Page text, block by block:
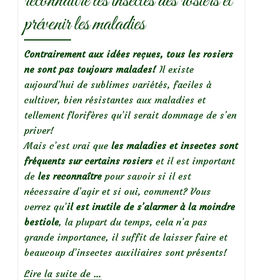
prévenir les maladies
Contrairement aux idées reçues, tous les rosiers
ne sont pas toujours malades!Il existe
aujourd’hui de sublimes variétés, faciles à
cultiver, bien résistantes aux maladies et
tellement florifères qu’il serait dommage de s’en
priver!
Mais c’est vrai que les maladies et insectes sont
fréquents sur certains rosiers et il est important
de les reconnaîtrepour savoir si il est
nécessaire d’agir et si oui, comment? Vous
verrez qu’il est inutile de s’alarmer à la moindre
bestiole, la plupart du temps, cela n’a pas
grande importance, il suffit de laisser faire et
beaucoup d’insectes auxiliaires sont présents!
Lire la suite de …